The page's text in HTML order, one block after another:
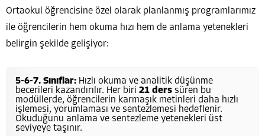
Ortaokul öğrencisine özel olarak planlanmış programlarımız
ile öğrencilerin hem okuma hızı hem de anlama yetenekleri
belirgin şekilde gelişiyor:
5-6-7. Sınıflar: Hızlı okuma ve analitik düşünme
becerileri kazandırılır. Her biri 21 ders süren bu
modüllerde, öğrencilerin karmaşık metinleri daha hızlı
işlemesi, yorumlaması ve sentezlemesi hedeflenir.
Okuduğunu anlama ve sentezleme yetenekleri üst
seviyeye taşınır.